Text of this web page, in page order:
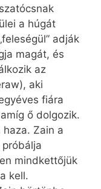
a húgát
adják
magát, és
az
aki
fiára
ő dolgozik.
haza. Zain a
mindkettőjük
kell.